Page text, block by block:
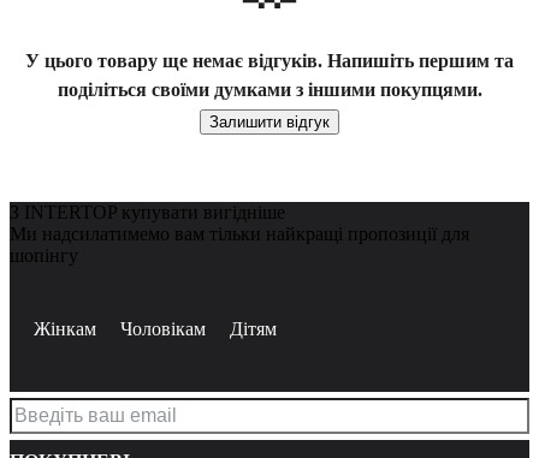
У цього товару ще немає відгуків. Напишіть першим та
поділіться своїми думками з іншими покупцями.
Залишити відгук
З INTERTOP купувати вигідніше
Ми надсилатимемо вам тільки найкращі пропозиції для
шопінгу
Жінкам Чоловікам Дітям